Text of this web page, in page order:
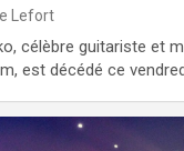
Lefort
célèbre guitariste et
est décédé ce